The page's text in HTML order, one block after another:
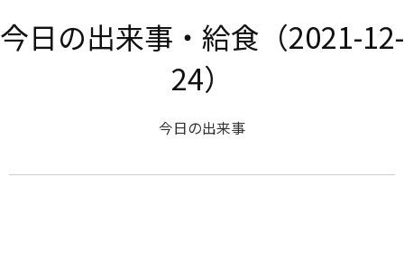
今日の出来事・給食（2021-12-
24）
今日の出来事